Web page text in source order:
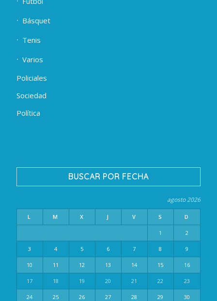
Básquet
Tenis
Varios
Policiales
Sociedad
Política
BUSCAR POR FECHA
agosto 2026
L M X J V S D
1 2
3 4 5 6 7 8 9
10 11 12 13 14 15 16
17 18 19 20 21 22 23
24 25 26 27 28 29 30